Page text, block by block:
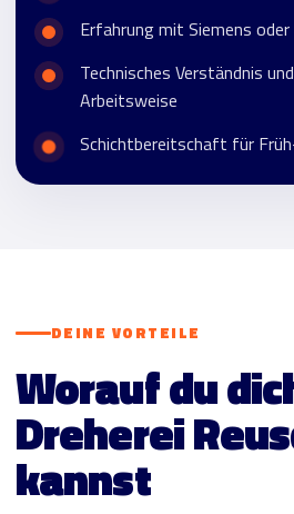
Erfahrung mit Siemens
Technisches Verständnis
Arbeitsweise
Schichtbereitschaft für
DEINE VORTEILE
Worauf du
Dreherei
kannst